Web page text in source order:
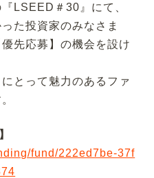
LSEED＃30』にて、
た投資家のみなさま
先応募】の機会を設け
とって魅力のあるファ
fund/222ed7be-37f